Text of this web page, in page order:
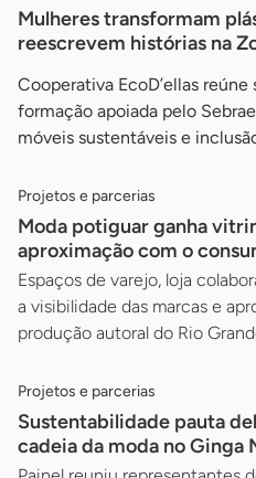
Mulheres transformam
reescrevem histórias na
Cooperativa EcoD’ellas
formação apoiada pelo
móveis sustentáveis e
Projetos e parcerias
Moda potiguar ganha
aproximação com o
Espaços de varejo, loja
a visibilidade das marcas e
produção autoral do Rio
Projetos e parcerias
Sustentabilidade pauta
cadeia da moda no Ginga